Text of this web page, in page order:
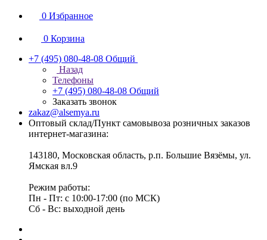
0 Избранное
0 Корзина
+7 (495) 080-48-08 Общий
Назад
Телефоны
+7 (495) 080-48-08 Общий
Заказать звонок
zakaz@alsemya.ru
Оптовый склад/Пункт самовывоза розничных заказов
интернет-магазина:
143180, Московская область, р.п. Большие Вязёмы, ул.
Ямская вл.9
Режим работы:
Пн - Пт: с 10:00-17:00 (по МСК)
Сб - Вс: выходной день